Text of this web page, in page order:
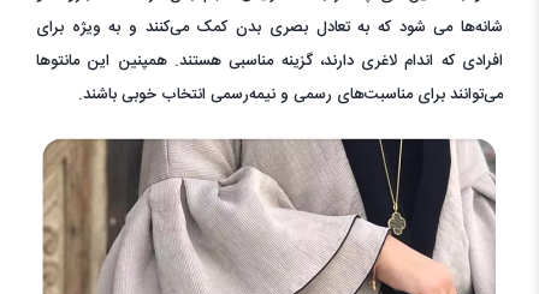
شانه‌ها می شود که به تعادل بصری بدن کمک می‌کنند و به ویژه برای
افرادی که اندام لاغری دارند، گزینه مناسبی هستند. همپنین این مانتوها
می‌توانند برای مناسبت‌های رسمی و نیمه‌رسمی انتخاب خوبی باشند.